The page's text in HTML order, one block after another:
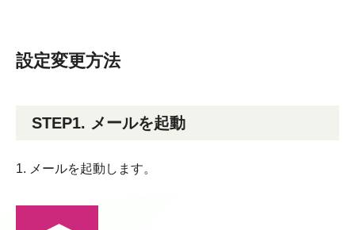
設定変更方法
STEP1. メールを起動
1. メールを起動します。